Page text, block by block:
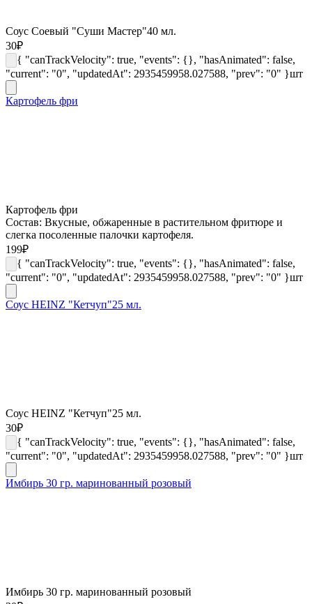
Соус Соевый "Суши Мастер"40 мл.
30₽
{ "canTrackVelocity": true, "events": {}, "hasAnimated": false,
"current": "0", "updatedAt": 2935459958.027588, "prev": "0" }шт
Картофель фри
Картофель фри
Состав: Вкусные, обжаренные в растительном фритюре и
слегка посоленные палочки картофеля.
199₽
{ "canTrackVelocity": true, "events": {}, "hasAnimated": false,
"current": "0", "updatedAt": 2935459958.027588, "prev": "0" }шт
Соус HEINZ "Кетчуп"25 мл.
Соус HEINZ "Кетчуп"25 мл.
30₽
{ "canTrackVelocity": true, "events": {}, "hasAnimated": false,
"current": "0", "updatedAt": 2935459958.027588, "prev": "0" }шт
Имбирь 30 гр. маринованный розовый
Имбирь 30 гр. маринованный розовый